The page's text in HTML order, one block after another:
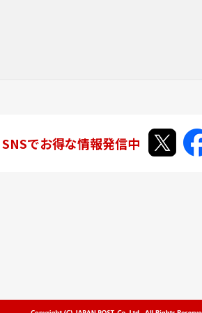
SNSでお得な情報発信中